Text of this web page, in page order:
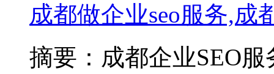
成都做企业seo服务,成
摘要：成都企业SEO